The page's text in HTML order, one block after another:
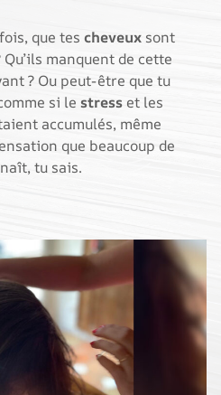
que tescheveux sont
manquent de cette
? Ou peut-être que tu
si le stresset les
accumulés, même
que beaucoup de
tu sais.